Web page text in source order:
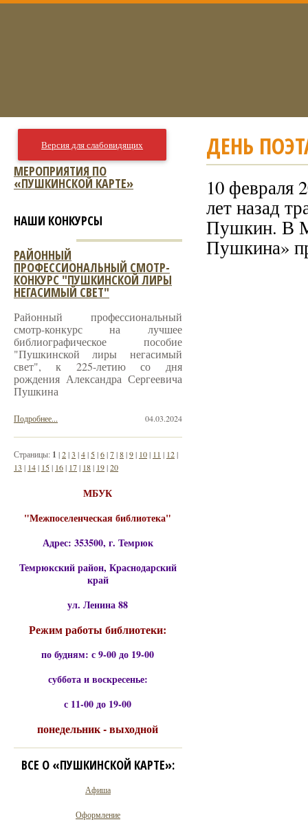
ДЕНЬ
10 февраля
лет назад
Пушкин. В
Пушкина»
Версия для слабовидящих
МЕРОПРИЯТИЯ ПО
«ПУШКИНСКОЙ КАРТЕ»
НАШИ КОНКУРСЫ
РАЙОННЫЙ
ПРОФЕССИОНАЛЬНЫЙ СМОТР-
КОНКУРС "ПУШКИНСКОЙ ЛИРЫ
НЕГАСИМЫЙ СВЕТ"
Районный профессиональный
смотр-конкурс на лучшее
библиографическое пособие
"Пушкинской лиры негасимый
свет", к 225-летию со дня
рождения Александра Сергеевича
Пушкина
04.03.2024
Подробнее...
Страницы: 1 |2|3 |4| 5|6|7|8|9| 10| 11 | 12|
13 | 14| 15| 16| 17| 18| 19|20
МБУК
"Межпоселенческая библиотека"
Адрес: 353500, г. Темрюк
Темрюкский район, Краснодарский
край
ул. Ленина 88
Режим работы библиотеки:
по будням: с 9-00 до 19-00
суббота и воскресенье:
с 11-00 до 19-00
понедельник - выходной
ВСЕ О «ПУШКИНСКОЙ КАРТЕ»:
Афиша
Оформление